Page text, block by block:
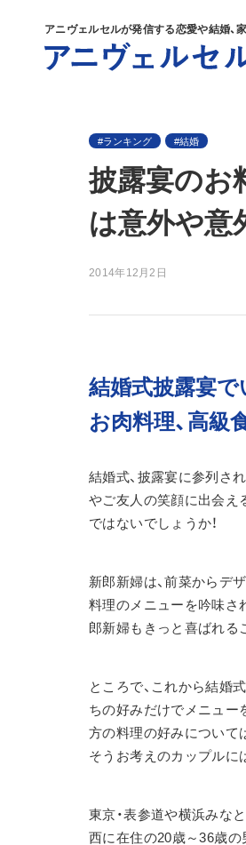
アニヴェルセルが発信する恋愛や結婚、
ランキング 結婚
披露宴のお
は意外や意
2014年12月2日
結婚式披露宴で
お肉料理、高級
結婚式、披露宴に参列さ
やご友人の笑顔に出会え
ではないでしょうか！
新郎新婦は、前菜からデ
料理のメニューを吟味さ
郎新婦もきっと喜ばれる
ところで、これから結婚
ちの好みだけでメニュー
方の料理の好みについて
そうお考えのカップルに
東京・表参道や横浜みな
西に在住の20歳～36歳の